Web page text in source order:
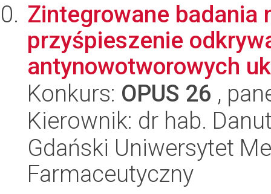
Zintegrowane badania
przyśpieszenie
antynowotworowych
Konkurs: OPUS 26 ,
Kierownik: dr hab.
Gdański Uniwersytet
Farmaceutyczny